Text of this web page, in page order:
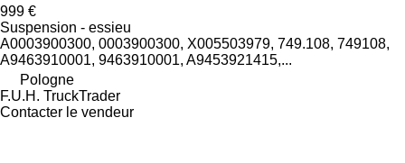
999 €
Suspension - essieu
A0003900300, 0003900300, X005503979, 749.108, 749108,
A9463910001, 9463910001, A9453921415,...
Pologne
F.U.H. TruckTrader
Contacter le vendeur